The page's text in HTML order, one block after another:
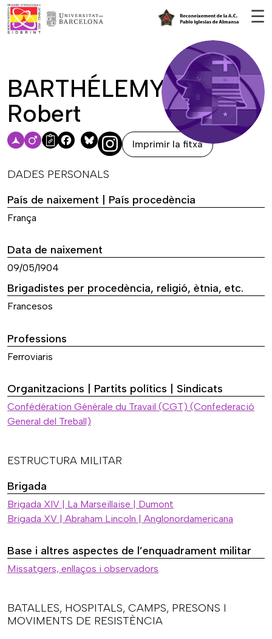
☰
BARTHÉLEMY,
Robert
Facebook
Bluesky Imprimir la fitxa
DADES PERSONALS
País de naixement | País procedència
França
Data de naixement
09/05/1904
Brigadistes per procedència, religió, ètnia, etc.
Francesos
Professions
Ferroviaris
Organitzacions | Partits polítics | Sindicats
Confédération Générale du Travail (CGT) (Confederació
General del Treball)
ESTRUCTURA MILITAR
Brigada
Brigada XIV | La Marseillaise | Dumont
Brigada XV | Abraham Lincoln | Anglonordamericana
Base i altres aspectes de l’enquadrament militar
Missatgers, enllaços i observadors
BATALLES, HOSPITALS, CAMPS, PRESONS I
MOVIMENTS DE RESISTÈNCIA